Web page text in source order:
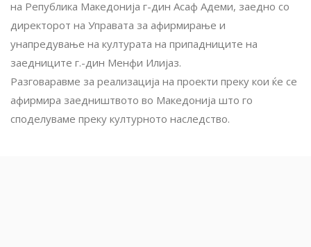
на Република Македонија г-дин Асаф Адеми, заедно со
директорот на Управата за афирмирање и
унапредување на културата на припадниците на
заедниците г.-дин Менфи Илијаз.
Разговаравме за реализација на проекти преку кои ќе се
афирмира заедништвото во Македонија што го
споделуваме преку културното наследство.